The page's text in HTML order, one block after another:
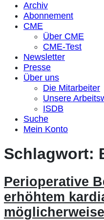
Archiv
Abonnement
CME
Über CME
CME-Test
Newsletter
Presse
Über uns
Die Mitarbeiter
Unsere
ISDB
Suche
Mein Konto
Schlagwort:
Perioperative
erhöhtem